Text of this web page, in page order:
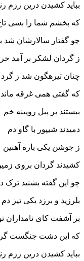
بباید کشیدن درین رزم
که بخشم شما را بسى
چو گفتار سالارشان
ز گردان لشکر بر آمد
چنان تیره‏گون شد ز گرد
که گفتى همى غرقه
ببستند بر پیل رویینه خم
دمیدند شیپور با گاو دم‏
ز جوشن یکى باره آهنین
کشیدند گردان بروى
چو این گفته بشنید ترک
بلرزید و برزد یکى تیز دم‏
بر آشفت کاى نامداران
که این دشت جنگست
بباید کشیدن درین رزم